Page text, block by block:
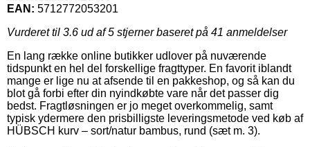
EAN: 5712772053201
Vurderet til 3.6 ud af 5 stjerner baseret på 41 anmeldelser
En lang række online butikker udlover på nuværende
tidspunkt en hel del forskellige fragttyper. En favorit iblandt
mange er lige nu at afsende til en pakkeshop, og så kan du
blot gå forbi efter din nyindkøbte vare når det passer dig
bedst. Fragtløsningen er jo meget overkommelig, samt
typisk ydermere den prisbilligste leveringsmetode ved køb af
HÜBSCH kurv – sort/natur bambus, rund (sæt m. 3).